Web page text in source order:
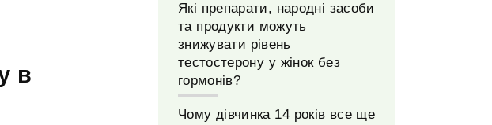
в
Які препарати, народні засоби
та продукти можуть
знижувати рівень
тестостерону у жінок без
гормонів?
Чому дівчинка 14 років все ще